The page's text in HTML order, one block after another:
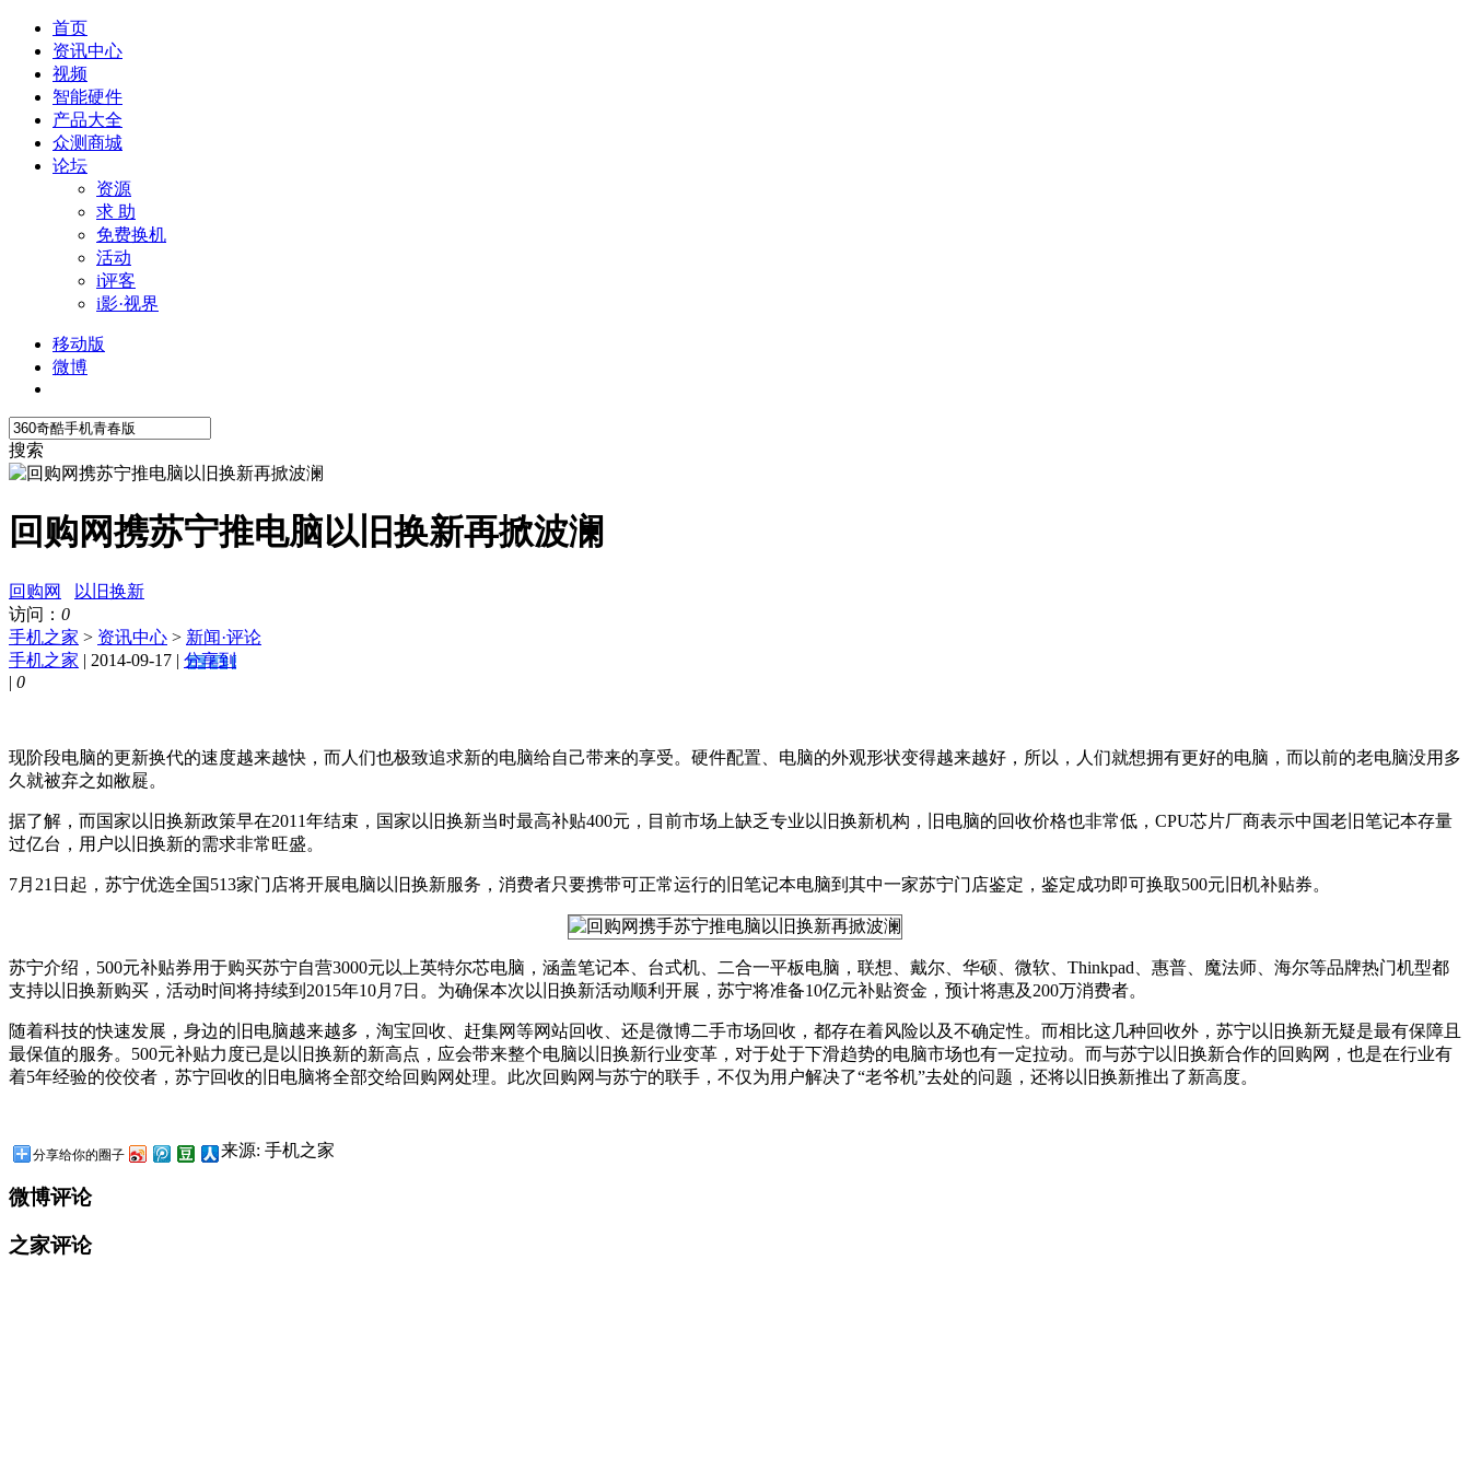
首页
资讯中心
视频
智能硬件
产品大全
众测商城
论坛
资源
求 助
免费换机
活动
i评客
i影·视界
移动版
微博
搜索
回购网携苏宁推电脑以旧换新再掀波澜
回购网
以旧换新
访问： 0
手机之家 > 资讯中心 > 新闻·评论
手机之家 | 2014-09-17 | 分享到
| 0
现阶段电脑的更新换代的速度越来越快，而人们也极致追求新的电脑给自己带来的享受。硬件配置、电脑的外观形状变得越来越好，所以，人们就想拥有更好的电脑，而以前的老电脑没用多
久就被弃之如敝屣。
据了解，而国家以旧换新政策早在2011年结束，国家以旧换新当时最高补贴400元，目前市场上缺乏专业以旧换新机构，旧电脑的回收价格也非常低，CPU芯片厂商表示中国老旧笔记本存量
过亿台，用户以旧换新的需求非常旺盛。
7月21日起，苏宁优选全国513家门店将开展电脑以旧换新服务，消费者只要携带可正常运行的旧笔记本电脑到其中一家苏宁门店鉴定，鉴定成功即可换取500元旧机补贴券。
苏宁介绍，500元补贴券用于购买苏宁自营3000元以上英特尔芯电脑，涵盖笔记本、台式机、二合一平板电脑，联想、戴尔、华硕、微软、Thinkpad、惠普、魔法师、海尔等品牌热门机型都
支持以旧换新购买，活动时间将持续到2015年10月7日。为确保本次以旧换新活动顺利开展，苏宁将准备10亿元补贴资金，预计将惠及200万消费者。
随着科技的快速发展，身边的旧电脑越来越多，淘宝回收、赶集网等网站回收、还是微博二手市场回收，都存在着风险以及不确定性。而相比这几种回收外，苏宁以旧换新无疑是最有保障且
最保值的服务。500元补贴力度已是以旧换新的新高点，应会带来整个电脑以旧换新行业变革，对于处于下滑趋势的电脑市场也有一定拉动。而与苏宁以旧换新合作的回购网，也是在行业有
着5年经验的佼佼者，苏宁回收的旧电脑将全部交给回购网处理。此次回购网与苏宁的联手，不仅为用户解决了“老爷机”去处的问题，还将以旧换新推出了新高度。
分享给你的圈子 来源: 手机之家
微博评论
之家评论